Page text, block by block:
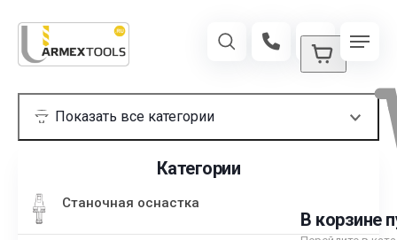
В корзине
Категории
Станочная оснастка